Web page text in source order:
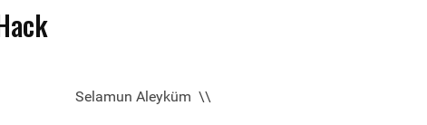
Selamun Aleyküm \\